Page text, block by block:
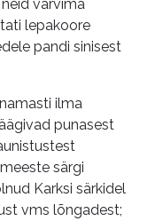
värvima
lepakoore
pandi sinisest
ilma
punasest
särgi
Karksi särkidel
vms lõngadest;